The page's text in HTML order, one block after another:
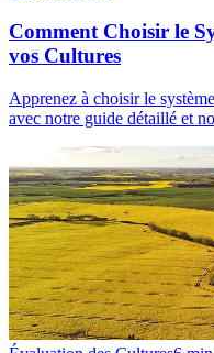
Comment Choisir le
vos Cultures
Apprenez à choisir le
avec notre guide détaillé et